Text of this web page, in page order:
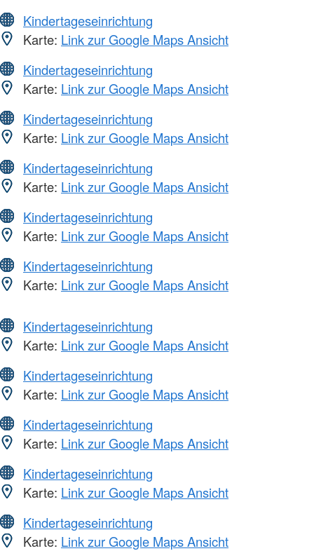
Kindertageseinrichtung
Karte: Link zur Google Maps Ansicht
Kindertageseinrichtung
Karte: Link zur Google Maps Ansicht
Kindertageseinrichtung
Karte: Link zur Google Maps Ansicht
Kindertageseinrichtung
Karte: Link zur Google Maps Ansicht
Kindertageseinrichtung
Karte: Link zur Google Maps Ansicht
Kindertageseinrichtung
Karte: Link zur Google Maps Ansicht
Kindertageseinrichtung
Karte: Link zur Google Maps Ansicht
Kindertageseinrichtung
Karte: Link zur Google Maps Ansicht
Kindertageseinrichtung
Karte: Link zur Google Maps Ansicht
Kindertageseinrichtung
Karte: Link zur Google Maps Ansicht
Kindertageseinrichtung
Karte: Link zur Google Maps Ansicht